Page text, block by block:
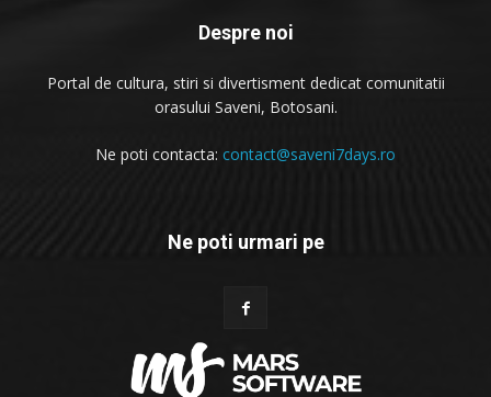
Despre noi
Portal de cultura, stiri si divertisment dedicat comunitatii
orasului Saveni, Botosani.
Ne poti contacta: contact@saveni7days.ro
Ne poti urmari pe